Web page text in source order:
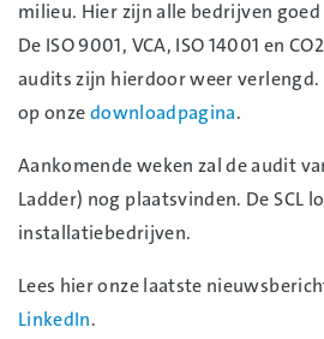
milieu. Hier zijn alle bedrijven
De ISO 9001, VCA, ISO 14001 en
audits zijn hierdoor weer
op onzedownloadpagina.
Aankomende weken zal de audit
Ladder) nog plaatsvinden. De SCL
installatiebedrijven.
Lees hier onze laatste
LinkedIn.